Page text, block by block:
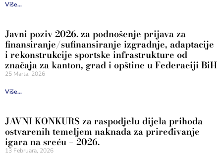
Više...
Javni poziv 2026. za podnošenje prijava za
finansiranje/sufinansiranje izgradnje, adaptacije
i rekonstrukcije sportske infrastrukture od
značaja za kanton, grad i opštine u Federaciji BiH
25 Marta, 2026
Više...
JAVNI KONKURS za raspodjelu dijela prihoda
ostvarenih temeljem naknada za priređivanje
igara na sreću – 2026.
13 Februara, 2026